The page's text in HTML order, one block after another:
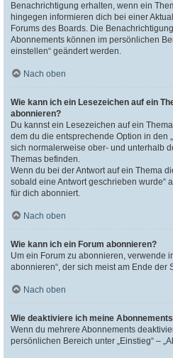
Benachrichtigung erhalten, wenn ein
hingegen informieren dich bei einer
Forums des Boards. Die
Abonnements können im persönlichen
einstellen“ geändert werden.
Nach oben
Wie kann ich ein Lesezeichen auf ein
abonnieren?
Du kannst ein Lesezeichen auf ein
dem du die entsprechende Option in den
sich normalerweise ober- und unterhalb
Themas befinden.
Wenn du bei der Antwort auf ein Thema
sobald eine Antwort geschrieben wurde“
für dich abonniert.
Nach oben
Wie kann ich ein Forum abonnieren?
Um ein Forum zu abonnieren, verwende
abonnieren“, der sich meist am Ende der
Nach oben
Wie deaktiviere ich meine
Wenn du mehrere Abonnements
persönlichen Bereich unter „Einstieg“ –